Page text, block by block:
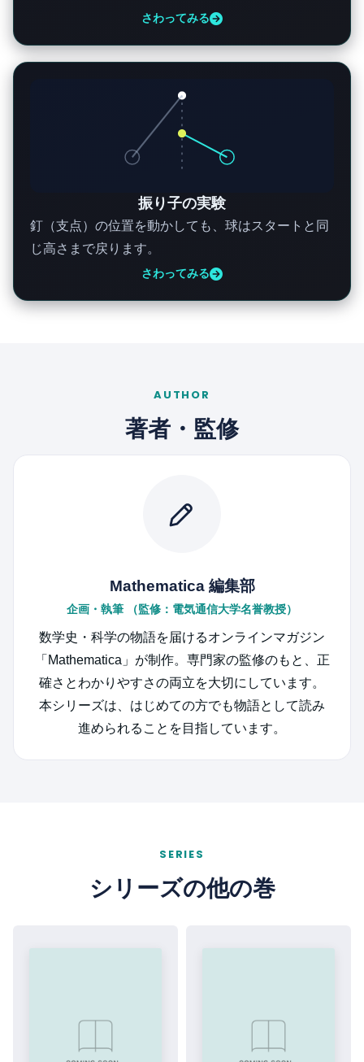
30年もさまよった迷宮…！ それはいったい何
なんですか？
それこそが、カズオくんが最初に言った「物を
落とした」という話の核心……つまり『物がど
う落ちるか』という落下の理論、もっと言えば
えっ、「速度」ですか？ 車のスピードとか、
小学校で習う「はじき（速さ＝距離÷時間）」
のことですよね。そんなに難しいことなんです
し穴なんじゃよ。それこそが、ガリレオの功績
を伝えるのを邪魔している『大きな壁』なんじ
ゃ。現代のわしらが『あまりに当たり前』だと
思っているその感覚こそが、当時のガリレオが
る。想像してごらん。当時のヨーロッパには、
今のような正確な時計はない。共通の定規もな
数学ではできなかったのじゃ。
ええっ！？ 時計もなくて、割り算も禁
止！？ そんな状態で、どうやってスピードを
測るんですか！？
そうじゃろう？ 共通のインフラも概念もない
世界で、彼がいかにして「速度」という概念に
さわってみる
振り子の実験
釘（支点）の位置を動かしても、球はスタートと同
じ高さまで戻ります。
さわってみる
AUTHOR
著者・監修
Mathematica 編集部
企画・執筆 （監修：電気通信大学名誉教授）
数学史・科学の物語を届けるオンラインマガジン
「Mathematica」が制作。専門家の監修のもと、正
確さとわかりやすさの両立を大切にしています。
本シリーズは、はじめての方でも物語として読み
進められることを目指しています。
SERIES
シリーズの他の巻